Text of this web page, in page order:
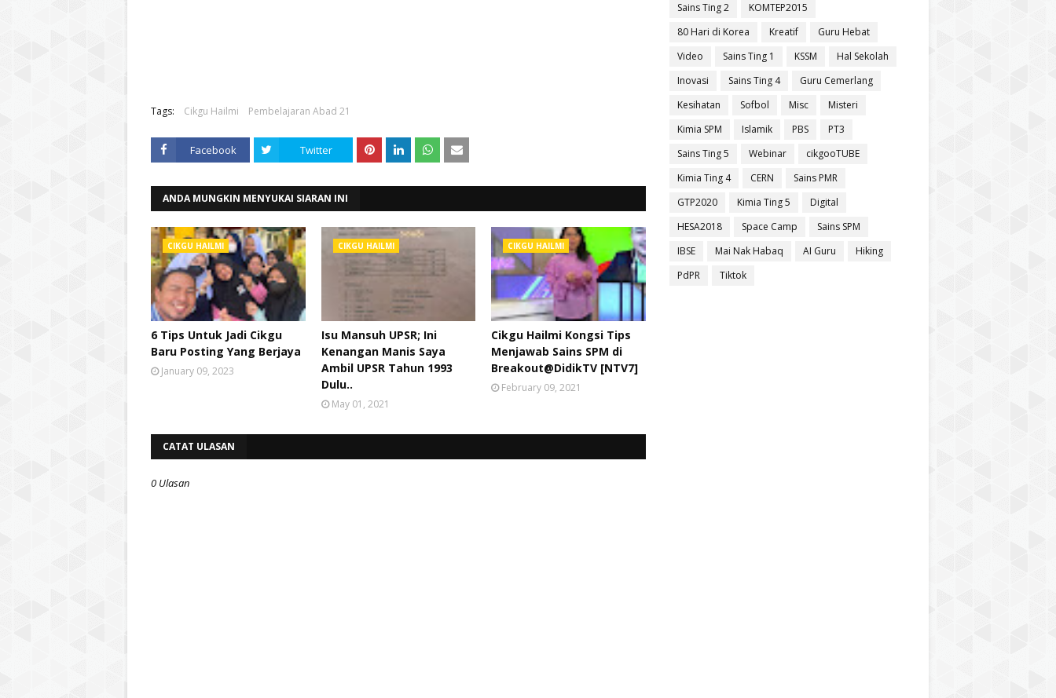
Tags: Cikgu Hailmi Pembelajaran Abad 21
Facebook Twitter
ANDA MUNGKIN MENYUKAI SIARAN INI
CIKGU HAILMI
6 Tips Untuk Jadi Cikgu
Baru Posting Yang Berjaya
January 09, 2023
CIKGU HAILMI
Isu Mansuh UPSR; Ini
Kenangan Manis Saya
Ambil UPSR Tahun 1993
Dulu..
May 01, 2021
CIKGU HAILMI
Cikgu Hailmi Kongsi Tips
Menjawab Sains SPM di
Breakout@DidikTV [NTV7]
February 09, 2021
CATAT ULASAN
0 Ulasan
Sains Ting 2
KOMTEP2015
80 Hari di Korea
Kreatif
Guru Hebat
Video
Sains Ting 1 KSSM
Hal Sekolah
Inovasi
Sains Ting 4
Guru Cemerlang
Kesihatan
Sofbol Misc
Misteri
Kimia SPM
Islamik PBS
PT3
Sains Ting 5
Webinar
cikgooTUBE
Kimia Ting 4
CERN
Sains PMR
GTP2020
Kimia Ting 5
Digital
HESA2018
Space Camp
Sains SPM
IBSE
Mai Nak Habaq AI Guru
Hiking
PdPR
Tiktok